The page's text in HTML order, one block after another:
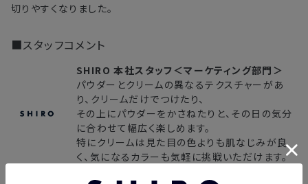
・ラッピングのご注文、繁忙期および休業期間中
・複数製品購入により配送手配に時間がかかる
切りやすくなりました。
■スタッフコメント
SHIRO 本社スタッフ＜マーケティング部門＞
パウダーとクリームの異なるテクスチャーがあ
り、クリームだけでつけたり、
その上にパウダーをかさねたりと、その日の気分
に合わせて幅広く楽しめます。
特にクリームは見た目の色よりも肌なじみが良
く、気になるカラーも気軽に挑戦いただけます。